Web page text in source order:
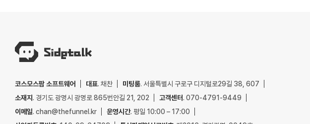
코스모스팜 소프트웨어 대표. 채찬 미팅룸. 서울특별시 구로구 디지털로29길 38, 607
소재지. 경기도 광명시 광명로 865번안길 21, 202 고객센터. 070-4791-9449
이메일. chan@thefunnel.kr 운영시간. 평일 10:00 – 17:00